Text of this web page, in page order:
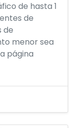
de hasta 1
de
de
menor sea
página